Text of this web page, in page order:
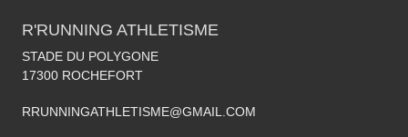
R'RUNNING ATHLETISME
STADE DU POLYGONE
17300 ROCHEFORT
RRUNNINGATHLETISME@GMAIL.COM